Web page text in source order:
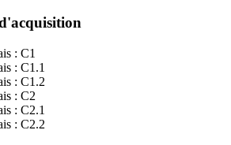
: C1
: C1.1
: C1.2
: C2
: C2.1
: C2.2